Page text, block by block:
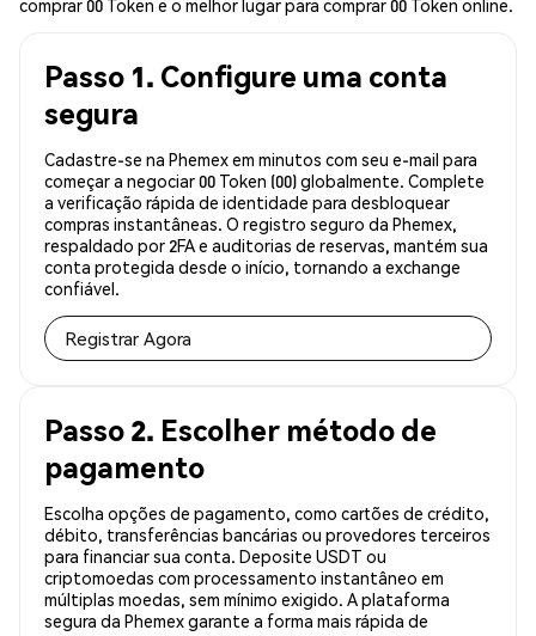
comprar 00 Token e o melhor lugar para comprar 00 Token online.
Passo 1. Configure uma conta
segura
Cadastre-se na Phemex em minutos com seu e-mail para
começar a negociar 00 Token (00) globalmente. Complete
a verificação rápida de identidade para desbloquear
compras instantâneas. O registro seguro da Phemex,
respaldado por 2FA e auditorias de reservas, mantém sua
conta protegida desde o início, tornando a exchange
confiável.
Registrar Agora
Passo 2. Escolher método de
pagamento
Escolha opções de pagamento, como cartões de crédito,
débito, transferências bancárias ou provedores terceiros
para financiar sua conta. Deposite USDT ou
criptomoedas com processamento instantâneo em
múltiplas moedas, sem mínimo exigido. A plataforma
segura da Phemex garante a forma mais rápida de